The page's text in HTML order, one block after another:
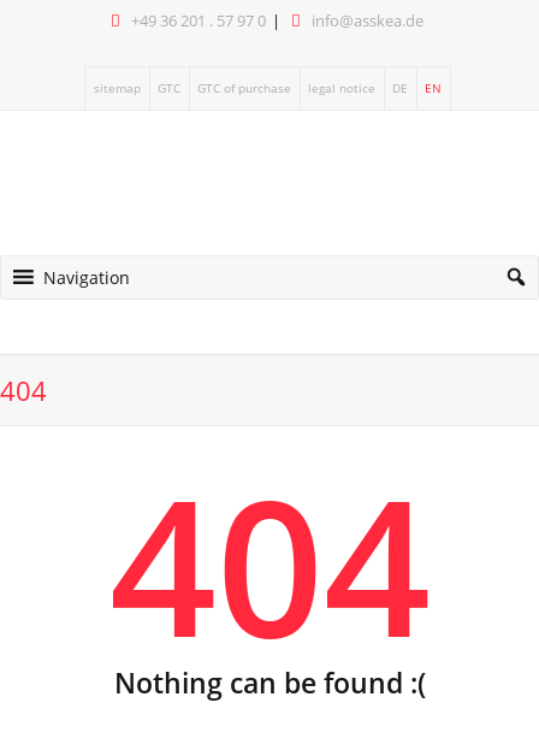
+49 36 201 . 57 97 0 info@asskea.de
sitemap GTC GTC of purchase legal notice DE EN
Navigation
404
404
Nothing can be found :(